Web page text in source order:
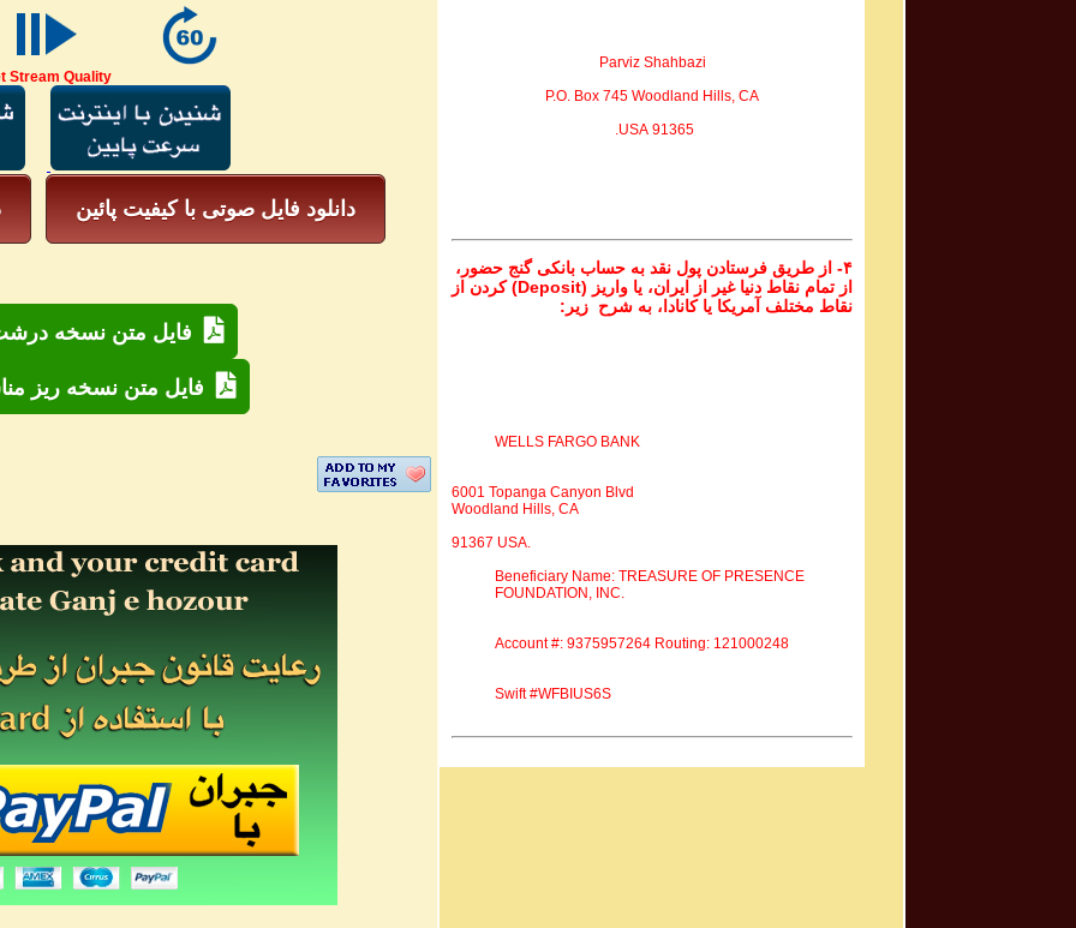
Stream Quality
دانلود فایل صوتی با کیفیت پائین
فایل متن نسخه
فایل متن نسخه ریز
Parviz Shahbazi
P.O. Box 745 Woodland Hills, CA
91365 USA.
۴- از طریق فرستادن پول نقد به حساب بانکی گنج حضور،
از تمام نقاط دنیا غیر از ایران، یا واریز (Deposit) کردن از
نقاط مختلف آمریکا یا کانادا، به شرح زیر:
WELLS FARGO BANK
6001 Topanga Canyon Blvd
Woodland Hills, CA
91367 USA.
Beneficiary Name: TREASURE OF PRESENCE
FOUNDATION, INC.
Account #: 9375957264 Routing: 121000248
Swift #WFBIUS6S